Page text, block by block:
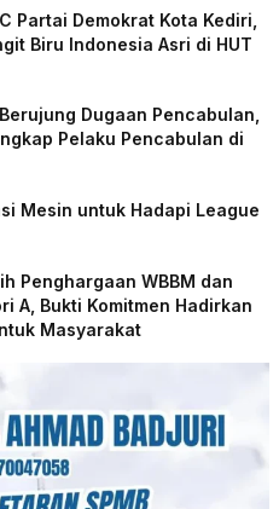
Partai Demokrat Kota Kediri,
Biru Indonesia Asri di HUT
Dugaan Pencabulan,
Pelaku Pencabulan di
Mesin untuk Hadapi League
Penghargaan WBBM dan
A, Bukti Komitmen Hadirkan
Masyarakat